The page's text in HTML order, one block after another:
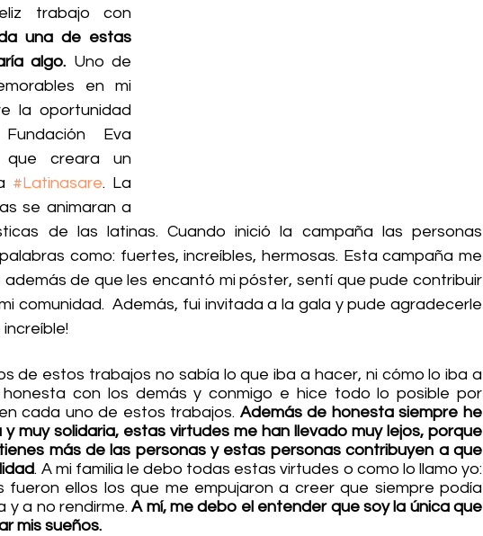
trabajo con
una de estas
algo. Uno de
en mi
la oportunidad
Eva
que creara un
#Latinasare. La
se animaran a
de las latinas. Cuando inició la campaña las personas
como: fuertes, increíbles, hermosas. Esta campaña me
además de que les encantó mi póster, sentí que pude contribuir
comunidad.  Además, fui invitada a la gala y pude agradecerle
de estos trabajos no sabía lo que iba a hacer, ni cómo lo iba a
con los demás y conmigo e hice todo lo posible por
cada uno de estos trabajos. Además de honesta siempre he
muy solidaria, estas virtudes me han llevado muy lejos, porque
más de las personas y estas personas contribuyen a que
. A mi familia le debo todas estas virtudes o como lo llamo yo:
fueron ellos los que me empujaron a creer que siempre podía
y a no rendirme. A mí, me debo el entender que soy la única que
mis sueños.